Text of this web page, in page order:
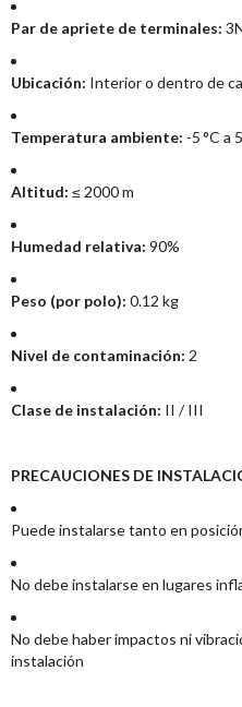
Par de apriete de terminales:
Ubicación: Interior o dentro de
Temperatura ambiente: -5 °C a
Altitud: ≤ 2000 m
Humedad relativa: 90%
Peso (por polo): 0.12 kg
Nivel de contaminación: 2
Clase de instalación: II / III
PRECAUCIONES DE
Puede instalarse tanto en
No debe instalarse en lugares
No debe haber impactos ni
instalación